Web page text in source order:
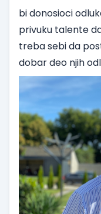
bi donosioci
privuku talente
treba sebi da
dobar deo njih